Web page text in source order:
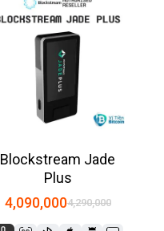
Blockstream Jade
Plus
4,290,000
4,090,000